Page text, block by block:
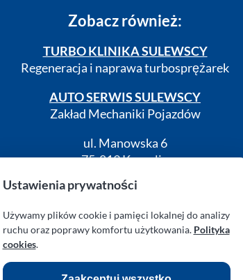
Zobacz również:
TURBO KLINIKA SULEWSCY
Regeneracja i naprawa turbosprężarek
AUTO SERWIS SULEWSCY
Zakład Mechaniki Pojazdów
ul. Manowska 6
75-819 Koszalin
zachodniopomorskie
Polska
turboklinika.com.pl
Ustawienia prywatności
Używamy plików cookie i pamięci lokalnej do analizy
ruchu oraz poprawy komfortu użytkowania. Polityka
cookies.